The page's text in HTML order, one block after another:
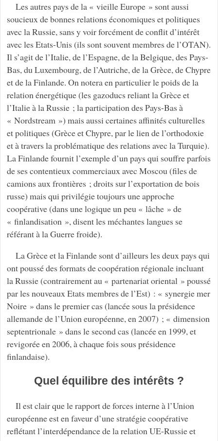
Les autres pays de la « vieille Europe » sont aussi
soucieux de bonnes relations économiques et politiques
avec la Russie, sans y voir forcément de conflit d’intérêt
avec les Etats-Unis (ils sont souvent membres de l’OTAN).
Il s’agit de l’Italie, de l’Espagne, de la Belgique, des Pays-
Bas, du Luxembourg, de l’Autriche, de la Grèce, de Chypre
et de la Finlande. On notera en particulier le poids de la
relation énergétique (les gazoducs reliant la Grèce et
l’Italie à la Russie ; la participation des Pays-Bas à
« Nordstream ») mais aussi certaines affinités culturelles
et politiques (Grèce et Chypre, par le lien de l’orthodoxie
et à travers la problématique des relations avec la Turquie).
La Finlande fournit l’exemple d’un pays qui souffre parfois
de ses contentieux commerciaux avec Moscou (files de
camions aux frontières ; droits sur l’exportation de bois
russe) mais qui privilégie toujours une approche
coopérative (dans une logique un peu « lâche » de
« finlandisation », disent les méchantes langues se
référant à la Guerre froide).
La Grèce et la Finlande sont d’ailleurs les deux pays qui
ont poussé des formats de coopération régionale incluant
la Russie (contrairement au « partenariat oriental » poussé
par les nouveaux Etats membres de l’Est) : « synergie mer
Noire » dans le premier cas (lancée sous la présidence
allemande de l’Union européenne, en 2007) ; « dimension
septentrionale » dans le second cas (lancée en 1999, et
revigorée en 2006, à chaque fois sous présidence
finlandaise).
Quel équilibre des intérêts ?
Il est clair que le rapport de forces interne à l’Union
européenne est en faveur d’une stratégie coopérative
reflétant l’interdépendance de la relation UE-Russie et